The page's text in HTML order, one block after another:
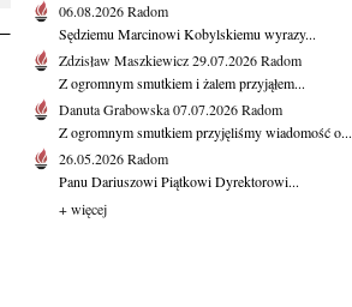
06.08.2026Radom
Sędziemu Marcinowi Kobylskiemu wyrazy...
Zdzisław Maszkiewicz29.07.2026Radom
Z ogromnym smutkiem i żalem przyjąłem...
Danuta Grabowska07.07.2026Radom
Z ogromnym smutkiem przyjęliśmy wiadomość o...
26.05.2026Radom
Panu Dariuszowi Piątkowi Dyrektorowi...
+ więcej